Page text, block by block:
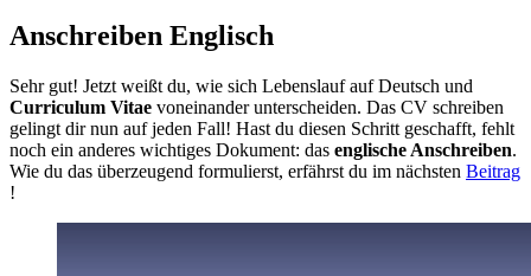
Anschreiben Englisch
Sehr gut! Jetzt weißt du, wie sich Lebenslauf auf Deutsch und
Curriculum Vitae voneinander unterscheiden. Das CV schreiben
gelingt dir nun auf jeden Fall! Hast du diesen Schritt geschafft, fehlt
noch ein anderes wichtiges Dokument: das englische Anschreiben.
Wie du das überzeugend formulierst, erfährst du im nächsten Beitrag
!